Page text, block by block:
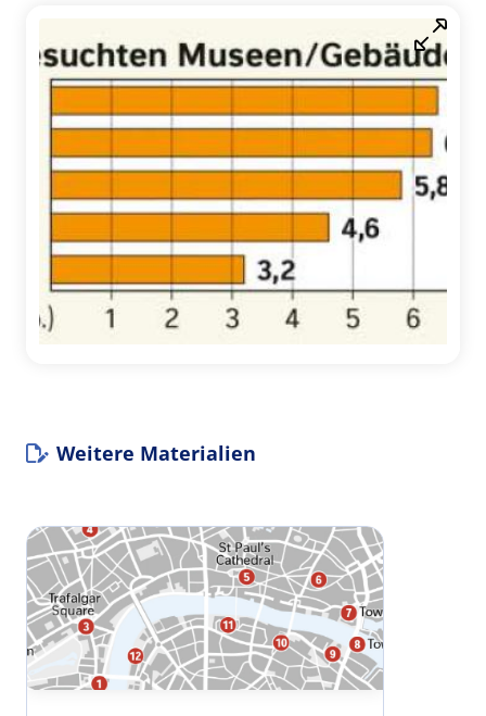
Weitere Materialien